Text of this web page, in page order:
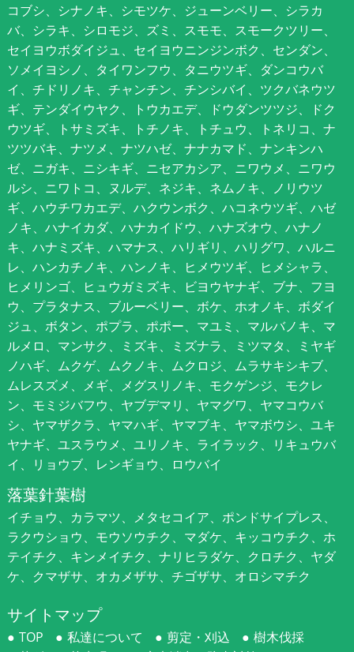
コブシ、シナノキ、シモツケ、ジューンベリー、シラカ
バ、シラキ、シロモジ、ズミ、スモモ、スモークツリー、
セイヨウボダイジュ、セイヨウニンジンボク、センダン、
ソメイヨシノ、タイワンフウ、タニウツギ、ダンコウバ
イ、チドリノキ、チャンチン、チンシバイ、ツクバネウツ
ギ、テンダイウヤク、トウカエデ、ドウダンツツジ、ドク
ウツギ、トサミズキ、トチノキ、トチュウ、トネリコ、ナ
ツツバキ、ナツメ、ナツハゼ、ナナカマド、ナンキンハ
ゼ、ニガキ、ニシキギ、ニセアカシア、ニワウメ、ニワウ
ルシ、ニワトコ、ヌルデ、ネジキ、ネムノキ、ノリウツ
ギ、ハウチワカエデ、ハクウンボク、ハコネウツギ、ハゼ
ノキ、ハナイカダ、ハナカイドウ、ハナズオウ、ハナノ
キ、ハナミズキ、ハマナス、ハリギリ、ハリグワ、ハルニ
レ、ハンカチノキ、ハンノキ、ヒメウツギ、ヒメシャラ、
ヒメリンゴ、ヒュウガミズキ、ビヨウヤナギ、ブナ、フヨ
ウ、プラタナス、ブルーベリー、ボケ、ホオノキ、ボダイ
ジュ、ボタン、ポプラ、ポポー、マユミ、マルバノキ、マ
ルメロ、マンサク、ミズキ、ミズナラ、ミツマタ、ミヤギ
ノハギ、ムクゲ、ムクノキ、ムクロジ、ムラサキシキブ、
ムレスズメ、メギ、メグスリノキ、モクゲンジ、モクレ
ン、モミジバフウ、ヤブデマリ、ヤマグワ、ヤマコウバ
シ、ヤマザクラ、ヤマハギ、ヤマブキ、ヤマボウシ、ユキ
ヤナギ、ユスラウメ、ユリノキ、ライラック、リキュウバ
イ、リョウブ、レンギョウ、ロウバイ
落葉針葉樹
イチョウ、カラマツ、メタセコイア、ポンドサイプレス、
ラクウショウ、モウソウチク、マダケ、キッコウチク、ホ
テイチク、キンメイチク、ナリヒラダケ、クロチク、ヤダ
ケ、クマザサ、オカメザサ、チゴザサ、オロシマチク
サイトマップ
TOP 私達について 剪定・刈込
樹木伐採